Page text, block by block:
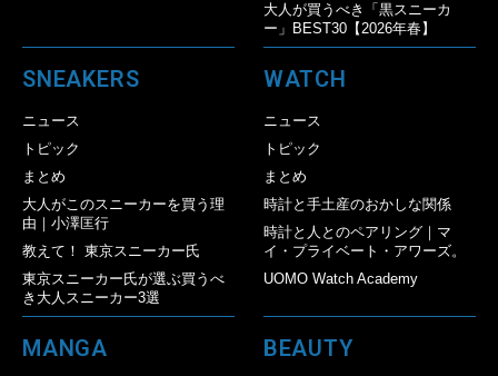
大人が買うべき「黒スニーカ
ー」BEST30【2026年春】
SNEAKERS
ニュース
トピック
まとめ
大人がこのスニーカーを買う理
由｜小澤匡行
教えて！ 東京スニーカー氏
東京スニーカー氏が選ぶ買うべ
き大人スニーカー3選
WATCH
ニュース
トピック
まとめ
時計と手土産のおかしな関係
時計と人とのペアリング｜マ
イ・プライベート・アワーズ。
UOMO Watch Academy
MANGA BEAUTY